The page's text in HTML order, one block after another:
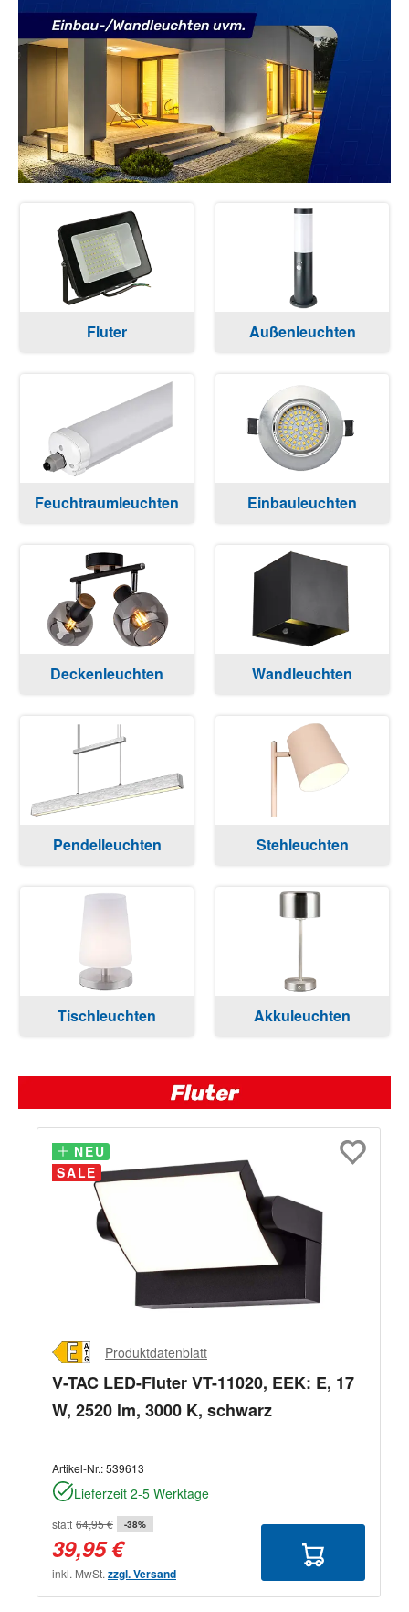
Fluter Außenleuchten
Feuchtraumleuchten Einbauleuchten
Deckenleuchten Wandleuchten
Pendelleuchten Stehleuchten
Tischleuchten Akkuleuchten
NEU
SALE
NEU
Produktdatenblatt
V-TAC LED-Fluter VT-11020, EEK: E, 17
W, 2520 lm, 3000 K, schwarz
Artikel-Nr.:539613
Lieferzeit 2-5 Werktage
statt 64,95 € -38%
39,95 €
inkl. MwSt. zzgl. Versand